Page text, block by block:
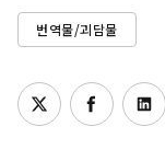
번역물/괴담물